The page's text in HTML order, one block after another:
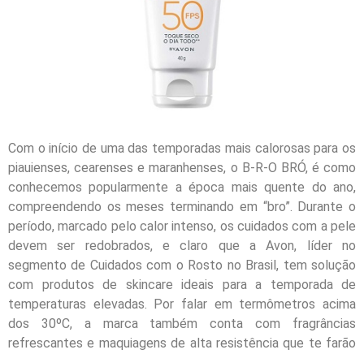
Com o início de uma das temporadas mais calorosas para os
piauienses, cearenses e maranhenses, o B-R-O BRÓ, é como
conhecemos popularmente a época mais quente do ano,
compreendendo os meses terminando em “bro”. Durante o
período, marcado pelo calor intenso, os cuidados com a pele
devem ser redobrados, e claro que a Avon, líder no
segmento de Cuidados com o Rosto no Brasil, tem solução
com produtos de skincare ideais para a temporada de
temperaturas elevadas. Por falar em termômetros acima
dos 30ºC, a marca também conta com fragrâncias
refrescantes e maquiagens de alta resistência que te farão